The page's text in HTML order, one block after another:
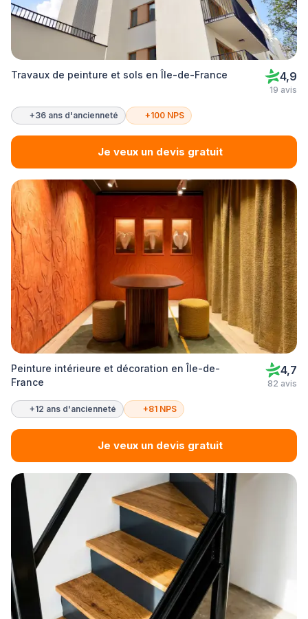
Travaux de peinture et sols en Île-de-France 4,9
19 avis
+36 ans d'ancienneté +100 NPS
Je veux un devis gratuit
Peinture intérieure et décoration en Île-de-
France
4,7
82 avis
+12 ans d'ancienneté +81 NPS
Je veux un devis gratuit